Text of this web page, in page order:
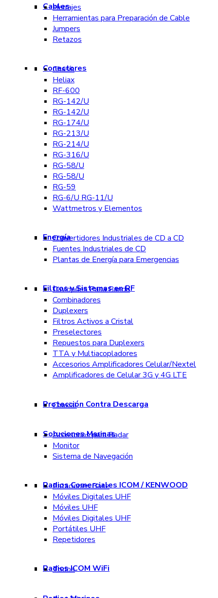
Cables
Herrajes
Herramientas para Preparación de Cable
Jumpers
Retazos
Conectores
Chasís
Heliax
RF-600
RG-142/U
RG-142/U
RG-174/U
RG-213/U
RG-214/U
RG-316/U
RG-58/U
RG-58/U
RG-59
RG-6/U RG-11/U
Wattmetros y Elementos
Energía
Convertidores Industriales de CD a CD
Fuentes Industriales de CD
Plantas de Energía para Emergencias
Filtros y Sistemas en RF
Cavidades Pasa Banda
Combinadores
Duplexers
Filtros Activos a Cristal
Preselectores
Repuestos para Duplexers
TTA y Multiacopladores
Accesorios Amplificadores Celular/Nextel
Amplificadores de Celular 3G y 4G LTE
Protección Contra Descarga
Coaxial
Soluciones Marinas
Accesorios para Radar
Monitor
Sistema de Navegación
Radios Comerciales ICOM / KENWOOD
Estaciones Base
Móviles Digitales UHF
Móviles UHF
Móviles Digitales UHF
Portátiles UHF
Repetidores
Radios ICOM WiFi
Todos